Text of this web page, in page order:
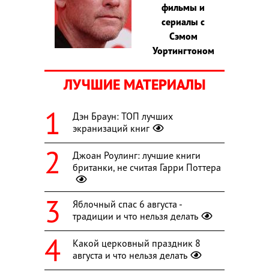
фильмы и
сериалы с
Сэмом
Уортингтоном
ЛУЧШИЕ МАТЕРИАЛЫ
Дэн Браун: ТОП лучших
экранизаций книг
Джоан Роулинг: лучшие книги
британки, не считая Гарри Поттера
Яблочный спас 6 августа -
традиции и что нельзя делать
Какой церковный праздник 8
августа и что нельзя делать